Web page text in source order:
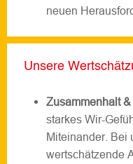
neuen
Unsere
Zusammenhalt
starkes Wir-
Miteinander. Bei
wertschätzende